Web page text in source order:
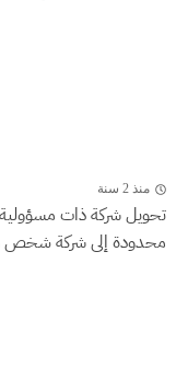
منذ 2 سنة
تحويل شركة ذات مسؤولية
محدودة إلى شركة شخص